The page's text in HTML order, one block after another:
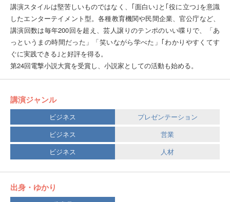
講演スタイルは堅苦しいものではなく、｢面白い｣と｢役に立つ｣を意識
したエンターテイメント型。各種教育機関や民間企業、官公庁など、
講演回数は毎年200回を超え、芸人譲りのテンポのいい喋りで、「あ
っというまの時間だった」「笑いながら学べた」｢わかりやすくてす
ぐに実践できる｣と好評を得る。
第24回電撃小説大賞を受賞し、小説家としての活動も始める。
講演ジャンル
ビジネス
プレゼンテーション
ビジネス
営業
ビジネス
人材
出身・ゆかり